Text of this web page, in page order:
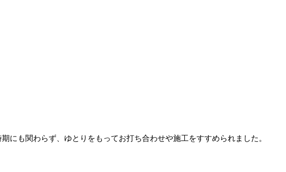
も関わらず、ゆとりをもってお打ち合わせや施工をすすめられました。